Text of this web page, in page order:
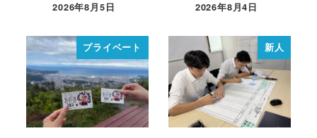
2026年8月5日 2026年8月4日
プライベート 新人